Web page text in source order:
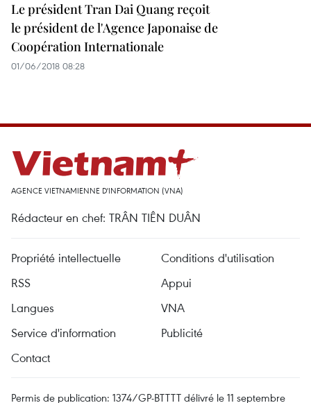
Le président Tran Dai Quang reçoit
le président de l'Agence Japonaise de
Coopération Internationale
01/06/2018 08:28
AGENCE VIETNAMIENNE D'INFORMATION (VNA)
Rédacteur en chef: TRÂN TIÊN DUÂN
Propriété intellectuelle
Conditions d'utilisation
RSS
Appui
Langues
VNA
Service d'information
Publicité
Contact
Permis de publication: 1374/GP-BTTTT délivré le 11 septembre